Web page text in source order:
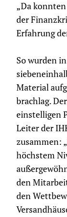
„Da
der
Erfahrung
So wurden
Material
brachlag.
einstelligen
Leiter der
zusammen:
höchstem
den
den